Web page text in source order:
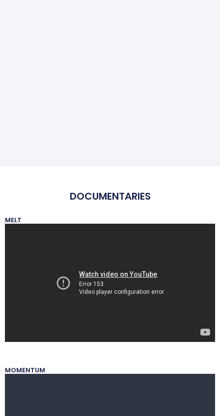
DOCUMENTARIES
MELT
MOMENTUM